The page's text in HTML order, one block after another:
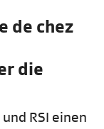
de chez
die
RSI einen